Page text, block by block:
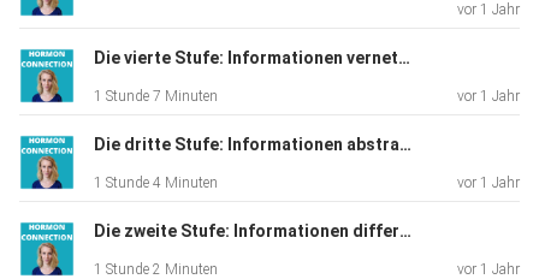
Die Folgen des Podcasts bauen aufeinander auf. Daher ist
er am
du dich
nur für bestimmte Themen interessierst, findest
In der Sendung erwähnte Links:
vor 1 Jahr
Die vierte Stufe: Informationen vernetzen
1 Stunde 7 Minuten vor 1 Jahr
Die dritte Stufe: Informationen abstrahieren
1 Stunde 4 Minuten vor 1 Jahr
Die zweite Stufe: Informationen differenzieren
1 Stunde 2 Minuten vor 1 Jahr